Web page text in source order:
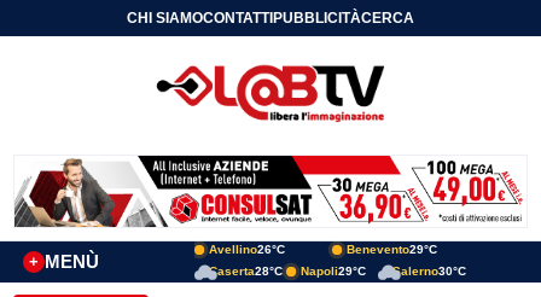
CHI SIAMOCONTATTIPUBBLICITÀCERCA
MENÙ
+
Avellino26°C Benevento29°C
Caserta28°C Napoli29°C Salerno30°C